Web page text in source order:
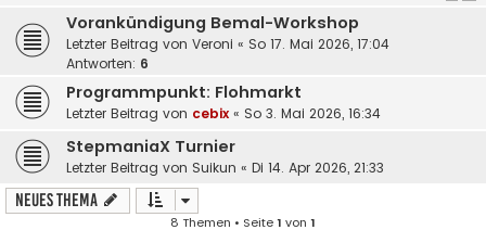
Vorankündigung Bemal-Workshop
Letzter Beitrag von Veroni « So 17. Mai 2026, 17:04
Antworten: 6
Programmpunkt: Flohmarkt
Letzter Beitrag von cebix « So 3. Mai 2026, 16:34
StepmaniaX Turnier
Letzter Beitrag von Suikun « Di 14. Apr 2026, 21:33
Neues Thema
8 Themen • Seite1 von 1